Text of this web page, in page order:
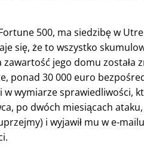
500, ma siedzibę w
się, że to wszystko
zawartość jego domu została
ponad 30 000 euro
wymiarze sprawiedliwości,
po dwóch miesiącach ataku,
i wyjawił mu w e-